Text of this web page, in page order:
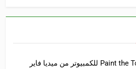
تحميل لعبة Paint the Town Red للكمبيوتر من ميديا فاير